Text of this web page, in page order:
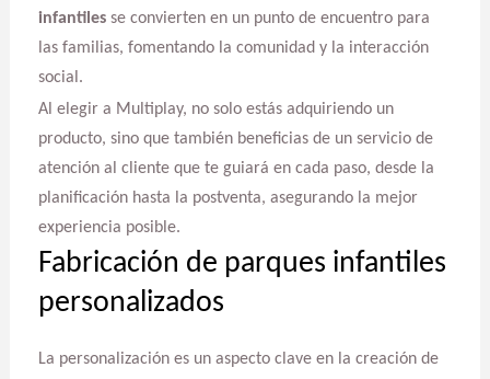
infantilesse convierten en un punto de encuentro para
las familias, fomentando la comunidad y la interacción
social.
Al elegir a Multiplay, no solo estás adquiriendo un
producto, sino que también beneficias de un servicio de
atención al cliente que te guiará en cada paso, desde la
planificación hasta la postventa, asegurando la mejor
experiencia posible.
Fabricación de parques infantiles
personalizados
La personalización es un aspecto clave en la creación de